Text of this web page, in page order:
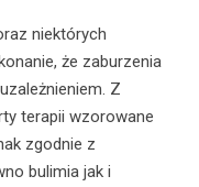
niektórych
że zaburzenia
Z
terapii wzorowane
zgodnie z
bulimia jak i